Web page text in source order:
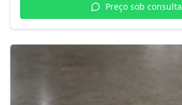
Preço sob consulta